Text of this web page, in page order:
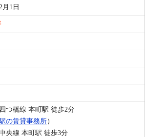
月1日
つ橋線 本町駅 徒歩2分
の賃貸事務所）
央線 本町駅 徒歩3分